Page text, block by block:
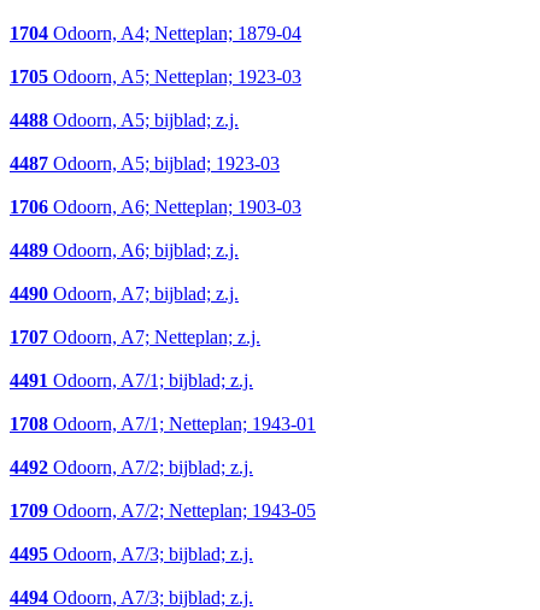
1704 Odoorn, A4; Netteplan; 1879-04
1705 Odoorn, A5; Netteplan; 1923-03
4488 Odoorn, A5; bijblad; z.j.
4487 Odoorn, A5; bijblad; 1923-03
1706 Odoorn, A6; Netteplan; 1903-03
4489 Odoorn, A6; bijblad; z.j.
4490 Odoorn, A7; bijblad; z.j.
1707 Odoorn, A7; Netteplan; z.j.
4491 Odoorn, A7/1; bijblad; z.j.
1708 Odoorn, A7/1; Netteplan; 1943-01
4492 Odoorn, A7/2; bijblad; z.j.
1709 Odoorn, A7/2; Netteplan; 1943-05
4495 Odoorn, A7/3; bijblad; z.j.
4494 Odoorn, A7/3; bijblad; z.j.